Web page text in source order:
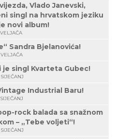
Vlado Janevski,
singl na hrvatskom jeziku
novi album!
VELJAČA
Sandra Bjelanovića!
je singl Kvarteta Gubec!
Industrial Baru!
rock balada sa snažnom
– „Tebe voljeti“!